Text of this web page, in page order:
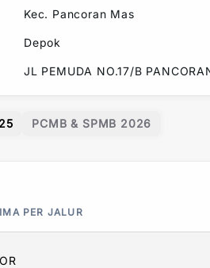
Kec. Pancoran Mas
Depok
JL PEMUDA NO.17/B
PCMB & SPMB 2026
PER JALUR